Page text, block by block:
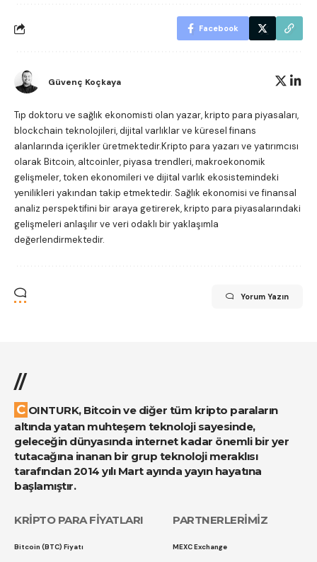
Facebook
Güvenç Koçkaya
Tıp doktoru ve sağlık ekonomisti olan yazar, kripto para piyasaları,
blockchain teknolojileri, dijital varlıklar ve küresel finans
alanlarında içerikler üretmektedir.Kripto para yazarı ve yatırımcısı
olarak Bitcoin, altcoinler, piyasa trendleri, makroekonomik
gelişmeler, token ekonomileri ve dijital varlık ekosistemindeki
yenilikleri yakından takip etmektedir. Sağlık ekonomisi ve finansal
analiz perspektifini bir araya getirerek, kripto para piyasalarındaki
gelişmeleri anlaşılır ve veri odaklı bir yaklaşımla
değerlendirmektedir.
Yorum Yazın
//
COINTURK, Bitcoin ve diğer tüm kripto paraların
altında yatan muhteşem teknoloji sayesinde,
geleceğin dünyasında internet kadar önemli bir yer
tutacağına inanan bir grup teknoloji meraklısı
tarafından 2014 yılı Mart ayında yayın hayatına
başlamıştır.
KRİPTO PARA FİYATLARI
Bitcoin (BTC) Fiyatı
PARTNERLERİMİZ
MEXC Exchange